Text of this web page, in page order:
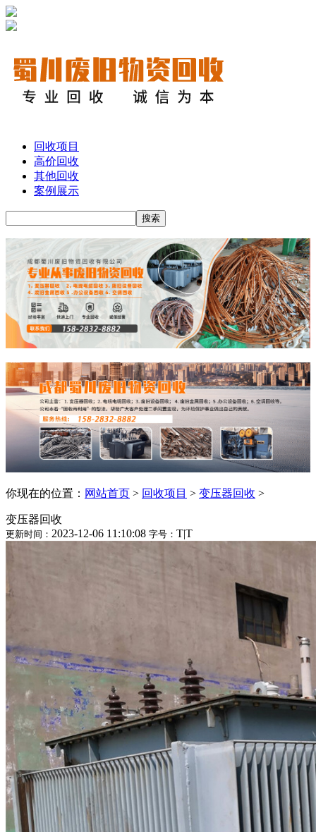
回收项目
高价回收
其他回收
案例展示
你现在的位置： 网站首页 > 回收项目 > 变压器回收 >
变压器回收
更新时间： 2023-12-06 11:10:08 字号： T|T